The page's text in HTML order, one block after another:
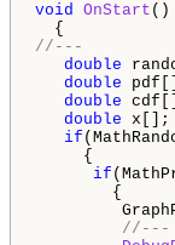
void OnStart ()
{
//---
double
double
double
double x[];
if
{
if
{
//---